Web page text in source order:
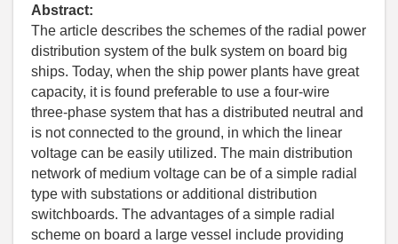
Abstract:
The article describes the schemes of the radial power
distribution system of the bulk system on board big
ships. Today, when the ship power plants have great
capacity, it is found preferable to use a four-wire
three-phase system that has a distributed neutral and
is not connected to the ground, in which the linear
voltage can be easily utilized. The main distribution
network of medium voltage can be of a simple radial
type with substations or additional distribution
switchboards. The advantages of a simple radial
scheme on board a large vessel include providing